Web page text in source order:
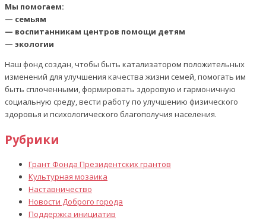
Мы помогаем:
— семьям
— воспитанникам центров помощи детям
— экологии
Наш фонд создан, чтобы быть катализатором положительных
изменений для улучшения качества жизни семей, помогать им
быть сплоченными, формировать здоровую и гармоничную
социальную среду, вести работу по улучшению физического
здоровья и психологического благополучия населения.
Рубрики
Грант Фонда Президентских грантов
Культурная мозаика
Наставничество
Новости Доброго города
Поддержка инициатив